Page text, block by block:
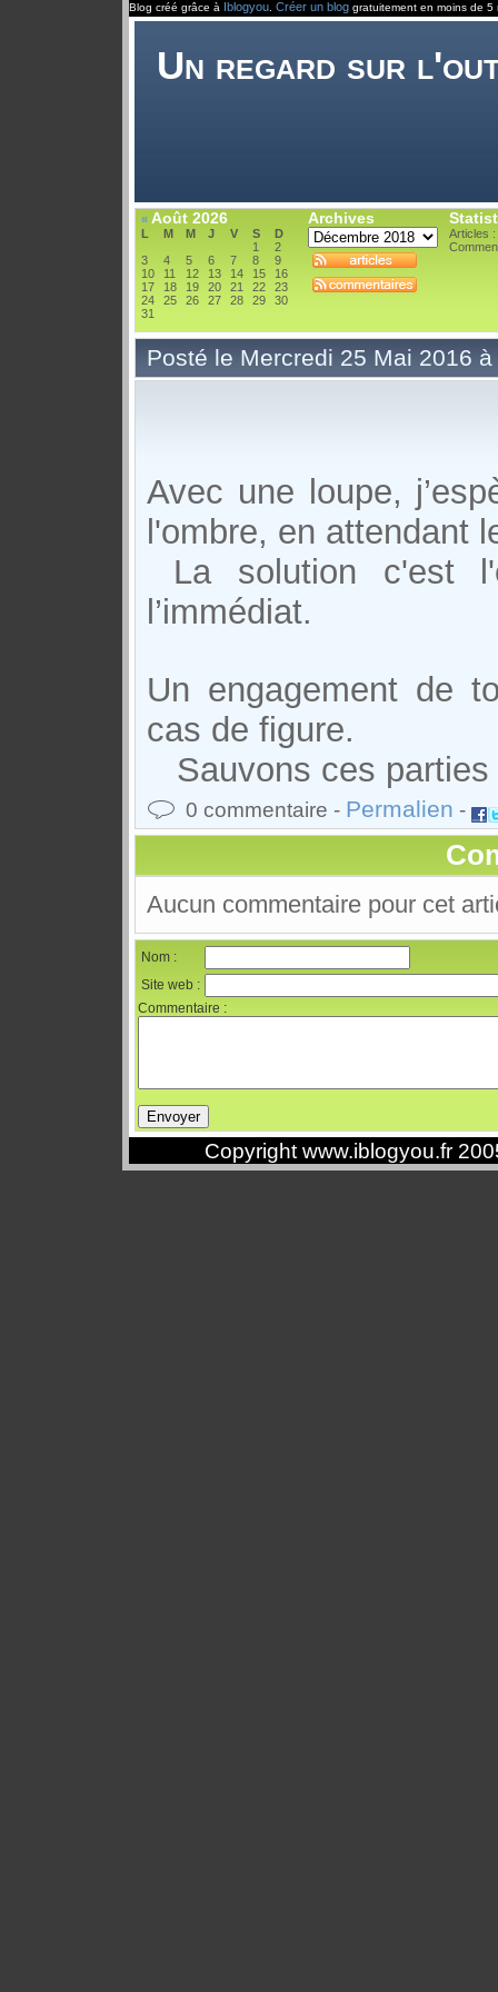
Blog créé grâce à Iblogyou Créer un blog gratuitement en moins de 5
Un regard sur
« Août 2026
L M M J V S
D
1
2
3
4 5 6 7 8
9
10
11 12 13 14 15
16
17
18 19 20 21 22
23
24
25 26 27 28 29
30
31
Archives
Articles :
Posté le Mercredi 25 Mai 2016
Avec une loupe,
l'ombre, en attendant
La solution c'est
l’immédiat.
Un engagement de
cas de figure.
Sauvons ces parties
0 commentaire - Permalien -
Aucun commentaire pour cet
Nom :
Site web :
Commentaire :
Copyright www.iblogyou.fr